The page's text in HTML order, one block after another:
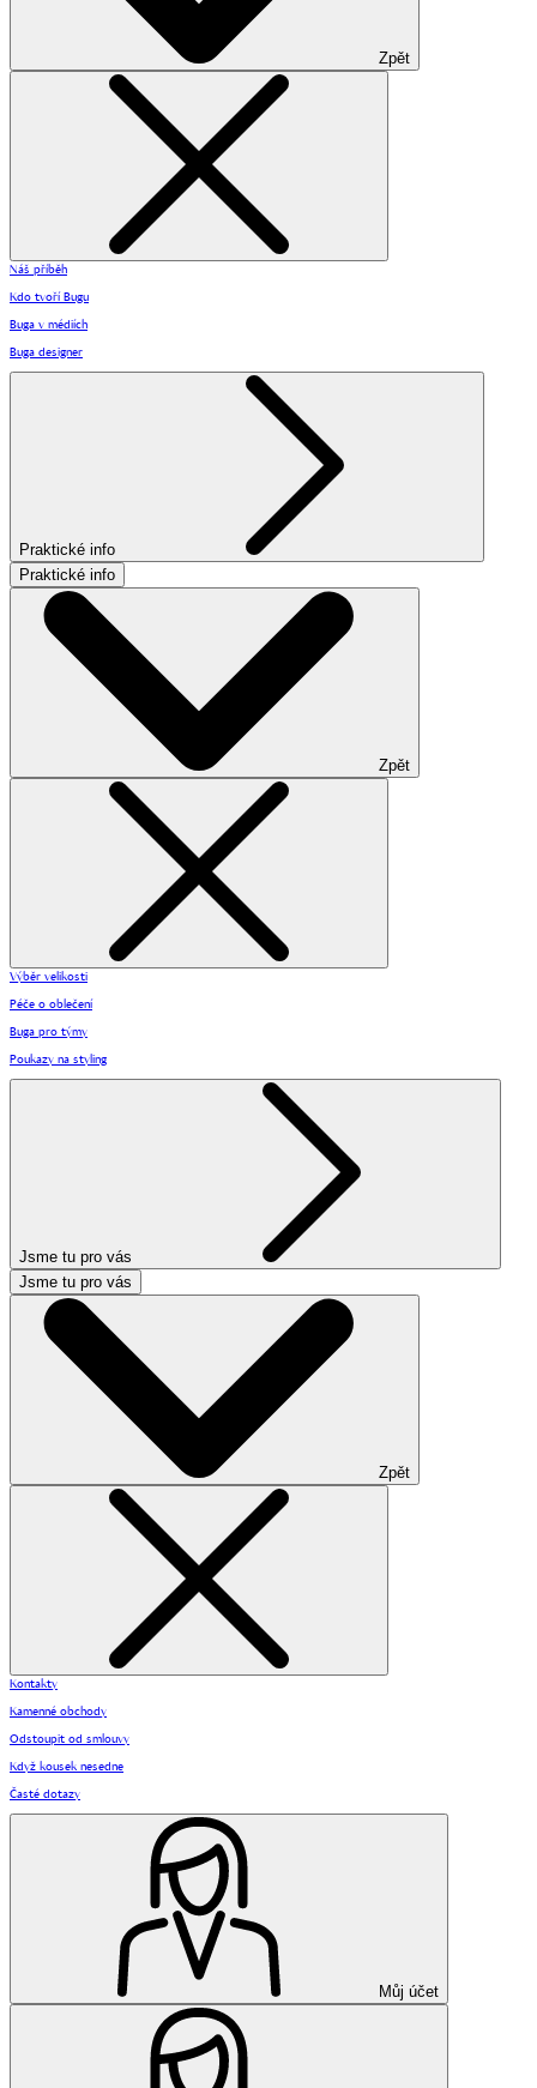
Zpět
Náš příběh
Kdo tvoří Bugu
Buga v médiích
Buga designer
Praktické info
Praktické info
Zpět
Výběr velikosti
Péče o oblečení
Buga pro týmy
Poukazy na styling
Jsme tu pro vás
Jsme tu pro vás
Zpět
Kontakty
Kamenné obchody
Odstoupit od smlouvy
Když kousek nesedne
Časté dotazy
Můj účet